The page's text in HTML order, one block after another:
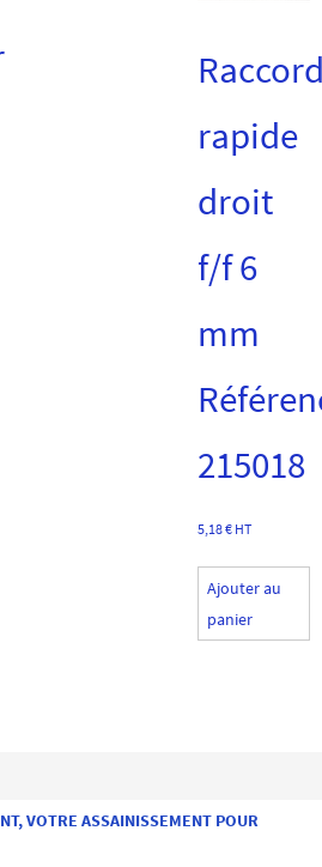
rapide
droit
f/f 6
mm
215018
5,18€ HT
Ajouter au
panier
VOTRE ASSAINISSEMENT POUR